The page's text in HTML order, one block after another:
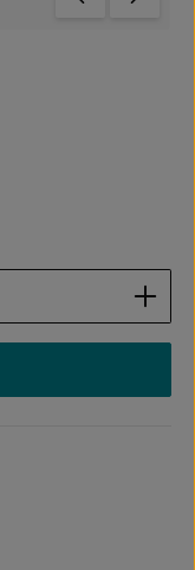
quantità